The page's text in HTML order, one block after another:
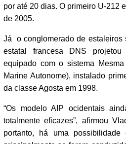
por até 20 dias. O primeiro U-212
de 2005.
Já o conglomerado de estaleiros
estatal francesa DNS
equipado com o sistema
Marine Autonome), instalado
da classe Agosta em 1998.
“Os modelo AIP ocidentais
totalmente eficazes”, afirmou
portanto, há uma